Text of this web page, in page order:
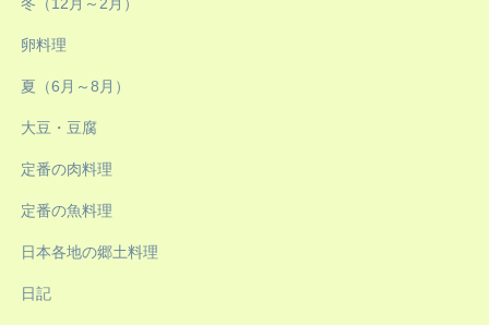
卵料理
夏（6月～8月）
大豆・豆腐
定番の肉料理
定番の魚料理
日本各地の郷土料理
日記